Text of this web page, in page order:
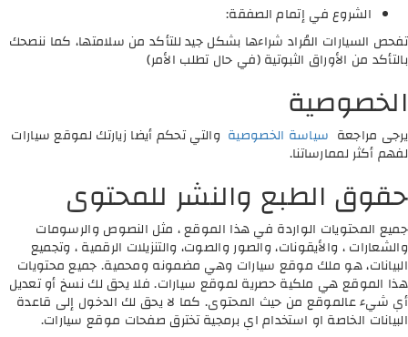
الشروع في إتمام الصفقة:
تفحص السيارات المُراد شراءها بشكل جيد للتأكد من سلامتها، كما ننصحك
بالتأكد من الأوراق الثبوتية (في حال تطلب الأمر)
الخصوصية
يرجى مراجعة سياسة الخصوصية والتي تحكم أيضا زيارتك لموقع سيارات
لفهم أكثر لممارساتنا.
حقوق الطبع والنشر للمحتوى
جميع المحتويات الواردة في هذا الموقع ، مثل النصوص والرسومات
والشعارات ، والأيقونات، والصور والصوت، والتنزيلات الرقمية ، وتجميع
البيانات، هو ملك موقع سيارات وهي مضمونه ومحمية. جميع محتويات
هذا الموقع هي ملكية حصرية لموقع سيارات. فلا يحق لك نسخ أو تعديل
أي شيء عالموقع من حيث المحتوى. كما لا يحق لك الدخول إلى قاعدة
البيانات الخاصة او استخدام اي برمجية تخترق صفحات موقع سيارات.